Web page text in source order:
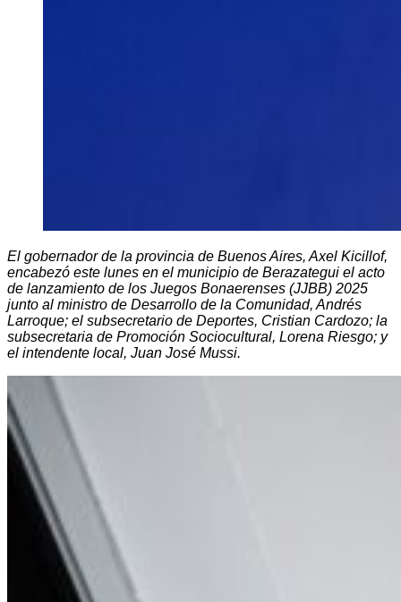
El gobernador de la provincia de Buenos Aires, Axel Kicillof,
encabezó este lunes en el municipio de Berazategui el acto
de lanzamiento de los Juegos Bonaerenses (JJBB) 2025
junto al ministro de Desarrollo de la Comunidad, Andrés
Larroque; el subsecretario de Deportes, Cristian Cardozo; la
subsecretaria de Promoción Sociocultural, Lorena Riesgo; y
el intendente local, Juan José Mussi.